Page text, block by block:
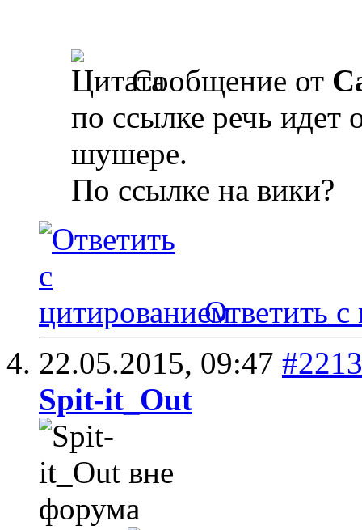
Сообщение от
по ссылке речь идет
шушере.
По ссылке на вики?
Ответить с
22.05.2015, 09:47 #2213
Spit-it_Out